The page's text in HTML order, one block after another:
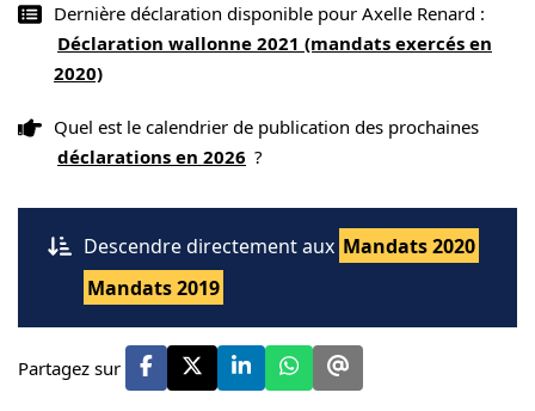
Dernière déclaration disponible pour Axelle Renard :
Déclaration wallonne 2021 (mandats exercés en
2020)
Quel est le calendrier de publication des prochaines
déclarations en 2026 ?
Descendre directement aux Mandats 2020
Mandats 2019
Partagez sur